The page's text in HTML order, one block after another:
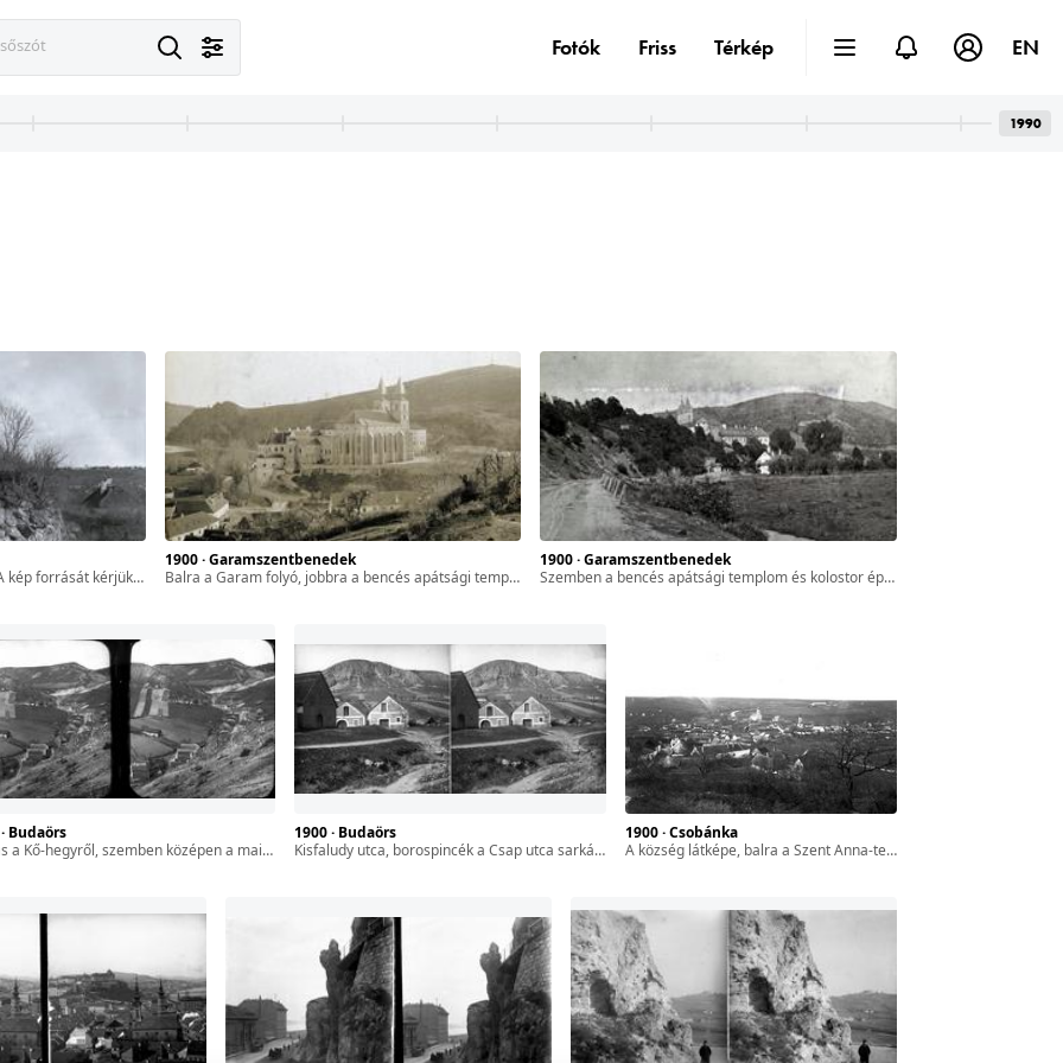
Karafiáth Jenő iratai / Szekfű András adománya
1900 · Garamszentbenedek
balra a Garam folyó, jobbra a bencés apátsági templom és kolostor épülettömbje. A kép forrását kérjük így adja meg: Fortepan / BFL XIV.380 Karafiáth Jenő iratai / Szekfű András adománya
1900 · Garamszentbenedek
szemben a bencés apátsági templom és kolostor épülettömbje. A kép forrását kérjük így adja meg: Fortepan / BFL XIV.380 Karafiáth Jenő iratai / Szekfű András adománya
· Budaörs
hegyről, szemben középen a mai Kőhalom utca. A felvétel 1900 előtt készült.
1900 · Budaörs
Kisfaludy utca, borospincék a Csap utca sarkán, háttérben az Odvas-hegy. A felvétel 1900 előtt készült.
1900 · Csobánka
a község látképe, balra a Szent Anna-templom, jobbra a szerb ortodox templom. A felvétel 1900 előtt készült.
Fotók Friss Térkép EN
1990